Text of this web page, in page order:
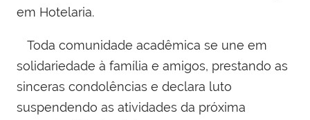
em Hotelaria.
Toda comunidade acadêmica se une em
solidariedade à família e amigos, prestando as
sinceras condolências e declara luto
suspendendo as atividades da próxima